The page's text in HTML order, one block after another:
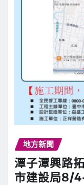
地方新聞
潭子潭興路
市建設局8/